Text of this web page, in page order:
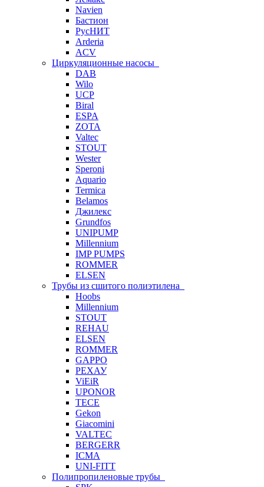
Navien
Бастион
РусНИТ
Arderia
ACV
Циркуляционные насосы
DAB
Wilo
UCP
Biral
ESPA
ZOTA
Valtec
STOUT
Wester
Speroni
Aquario
Termica
Belamos
Джилекс
Grundfos
UNIPUMP
Millennium
IMP PUMPS
ROMMER
ELSEN
Трубы из сшитого полиэтилена
Hoobs
Millennium
STOUT
REHAU
ELSEN
ROMMER
GAPPO
РЕХАУ
ViEiR
UPONOR
TECE
Gekon
Giacomini
VALTEC
BERGERR
ICMA
UNI-FITT
Полипропиленовые трубы